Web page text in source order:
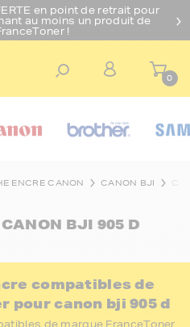
en point de retrait pour
au moins un produit de
!
0
ENCRE CANON CANON BJI
CANON BJI 905 D
compatibles de
pour canon bji 905 d
de marque FranceToner